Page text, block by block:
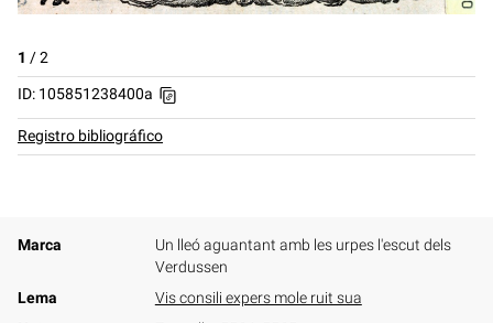
1 /2
ID: 105851238400a
Registro bibliográfico
Marca
Un lleó aguantant amb les urpes l'escut dels
Verdussen
Lema
Vis consili expers mole ruit sua